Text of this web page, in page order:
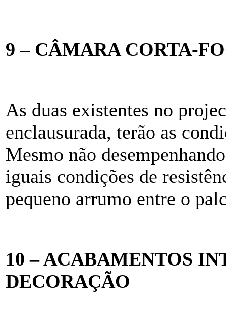
9 – CÂMARA CORTA-
As duas existentes no
enclausurada, terão as
Mesmo não
iguais condições de
pequeno arrumo entre o
10 – ACABAMENTOS
DECORAÇÃO